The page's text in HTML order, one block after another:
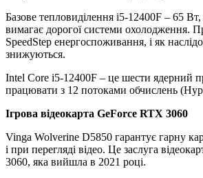
Базове тепловиділення i5-12400F – 65
вимагає дорогої системи охолодження.
SpeedStep енергоспоживання, і як
знижуються.
Intel Core i5-12400F – це шести ядерний
працювати з 12 потоками обчислень
Ігрова відеокарта GeForce RTX 3060
Vinga Wolverine D5850 гарантує гарну
і при перегляді відео. Це заслуга
3060, яка вийшла в 2021 році.